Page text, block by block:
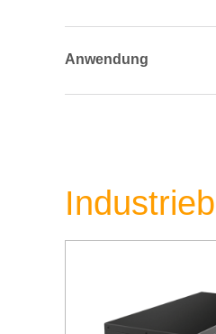
Anwendung